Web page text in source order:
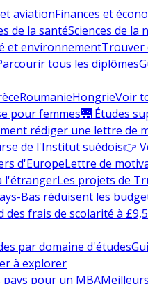
aviationFinances et
de la santéSciences de la
et environnementTrouver
tous les diplômes
RoumanieHongrieVoir
pour femmes🌉 Études
rédiger une lettre de
de l'Institut suédois👉
d'EuropeLettre de
l'étrangerLes projets de
Bas réduisent les
frais de scolarité à
par domaine d'études
à explorer
pour un MBA